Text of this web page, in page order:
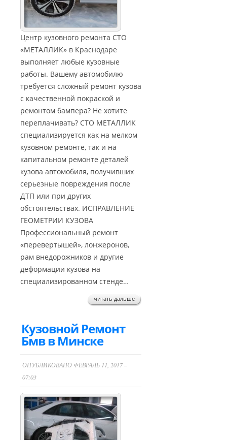
Центр кузовного ремонта СТО
«МЕТАЛЛИК» в Краснодаре
выполняет любые кузовные
работы. Вашему автомобилю
требуется сложный ремонт кузова
с качественной покраской и
ремонтом бампера? Не хотите
переплачивать? СТО МЕТАЛЛИК
специализируется как на мелком
кузовном ремонте, так и на
капитальном ремонте деталей
кузова автомобиля, получивших
серьезные повреждения после
ДТП или при других
обстоятельствах. ИСПРАВЛЕНИЕ
ГЕОМЕТРИИ КУЗОВА
Профессиональный ремонт
«перевертышей», лонжеронов,
рам внедорожников и другие
деформации кузова на
специализированном стенде…
читать дальше
Кузовной Ремонт
Бмв в Минске
ОПУБЛИКОВАНО ФЕВРАЛЬ 11, 2017 –
07:03